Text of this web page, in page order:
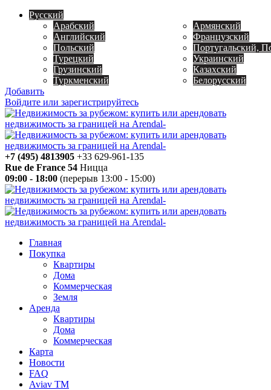
Русский
Арабский
Армянский
Английский
Французский
Польский
Португальский,
Турецкий
Украинский
Грузинский
Казахский
Туркменский
Белорусский
Добавить
Войдите или зарегистрируйтесь
+7 (495) 4813905 +33 629-961-135
Rue de France 54 Ницца
09:00 - 18:00 (перерыв 13:00 - 15:00)
Главная
Покупка
Квартиры
Дома
Коммерческая
Земля
Аренда
Квартиры
Дома
Коммерческая
Карта
Новости
FAQ
Aviav TM